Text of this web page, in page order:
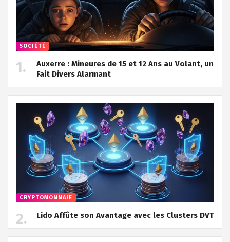
SOCIÉTÉ
Auxerre : Mineures de 15 et 12 Ans au Volant, un
Fait Divers Alarmant
CRYPTOMONNAIE
Lido Affûte son Avantage avec les Clusters DVT